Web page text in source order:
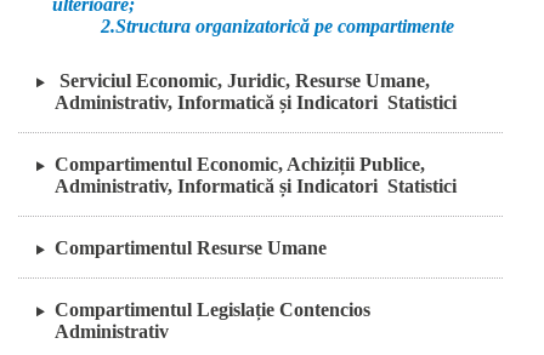
2.Structura organizatorică pe compartimente
Serviciul Economic, Juridic, Resurse Umane,
Administrativ, Informatică și Indicatori Statistici
Compartimentul Economic, Achiziții Publice,
Administrativ, Informatică și Indicatori Statistici
Compartimentul Resurse Umane
Compartimentul Legislație Contencios
Administrativ